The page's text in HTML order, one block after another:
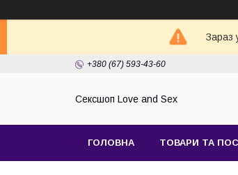
Зараз
+380 (67) 593-43-60
Сексшоп Love and Sex
ГОЛОВНА ТОВАРИ ТА